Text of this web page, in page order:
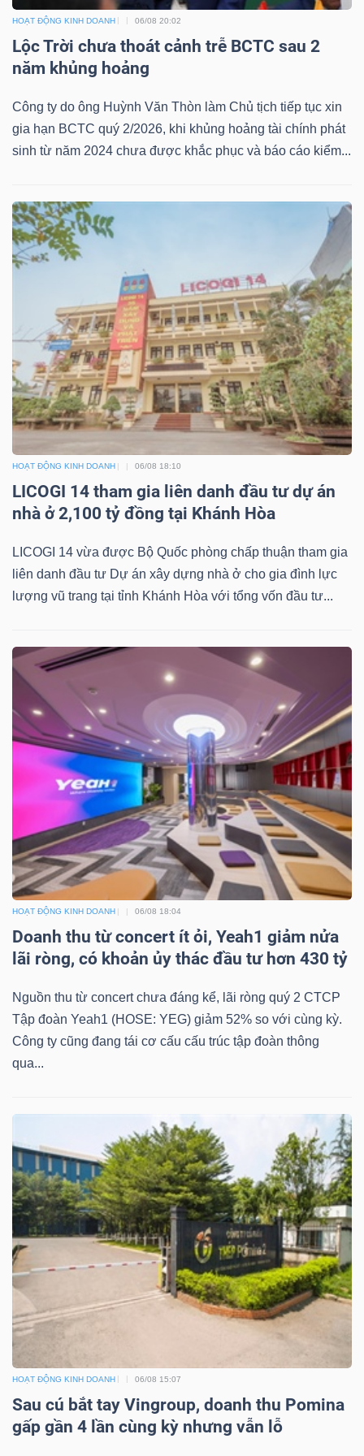
HOẠT ĐỘNG KINH DOANH 06/08 20:02
Lộc Trời chưa thoát cảnh trễ BCTC sau 2
năm khủng hoảng
Công ty do ông Huỳnh Văn Thòn làm Chủ tịch tiếp tục xin
gia hạn BCTC quý 2/2026, khi khủng hoảng tài chính phát
sinh từ năm 2024 chưa được khắc phục và báo cáo kiểm...
HOẠT ĐỘNG KINH DOANH 06/08 18:10
LICOGI 14 tham gia liên danh đầu tư dự án
nhà ở 2,100 tỷ đồng tại Khánh Hòa
LICOGI 14 vừa được Bộ Quốc phòng chấp thuận tham gia
liên danh đầu tư Dự án xây dựng nhà ở cho gia đình lực
lượng vũ trang tại tỉnh Khánh Hòa với tổng vốn đầu tư...
HOẠT ĐỘNG KINH DOANH 06/08 18:04
Doanh thu từ concert ít ỏi, Yeah1 giảm nửa
lãi ròng, có khoản ủy thác đầu tư hơn 430 tỷ
Nguồn thu từ concert chưa đáng kể, lãi ròng quý 2 CTCP
Tập đoàn Yeah1 (HOSE: YEG) giảm 52% so với cùng kỳ.
Công ty cũng đang tái cơ cấu cấu trúc tập đoàn thông
qua...
HOẠT ĐỘNG KINH DOANH 06/08 15:07
Sau cú bắt tay Vingroup, doanh thu Pomina
gấp gần 4 lần cùng kỳ nhưng vẫn lỗ
viết
của
tác
giả
(-)
Báo
cáo
phân
tích
Thuật
ngữ
(-)
vụ
(-)
Đào
tạo
Sách
chính
cụ
đầu
tư
Truyền
thông
tài
chính
Dữ
liệu
tài
chính